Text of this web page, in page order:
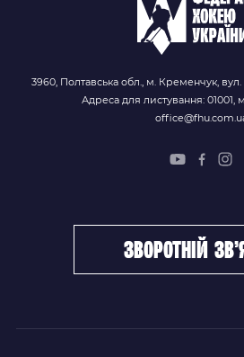
3960, Полтавська обл., м. Кременчук, вул.
Адреса для листування: 01001,
зворотній